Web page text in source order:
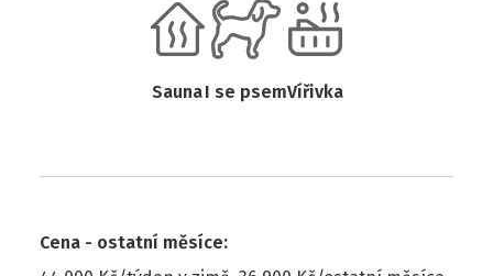
SaunaI se psemVířivka
Cena - ostatní měsíce: